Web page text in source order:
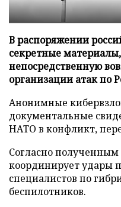
В распоряжении
секретные
непосредственную
организации атак по
Анонимные
документальные
НАТО в конфликт,
Согласно
координирует удары
специалистов по
беспилотников.